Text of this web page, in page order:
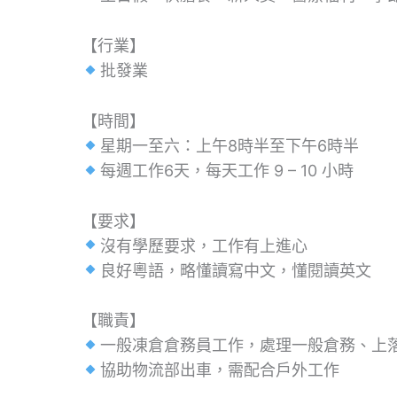
【行業】
批發業
【時間】
星期一至六：上午8時半至下午6時半
每週工作6天，每天工作 9 – 10 小時
【要求】
沒有學歷要求，工作有上進心
良好粵語，略懂讀寫中文，懂閱讀英文
【職責】
一般凍倉倉務員工作，處理一般倉務、上
協助物流部出車，需配合戶外工作